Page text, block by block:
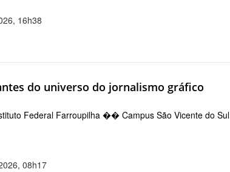
16h38
do universo do jornalismo gráfico
Federal Farroupilha �� Campus São Vicente do Sul
08h17